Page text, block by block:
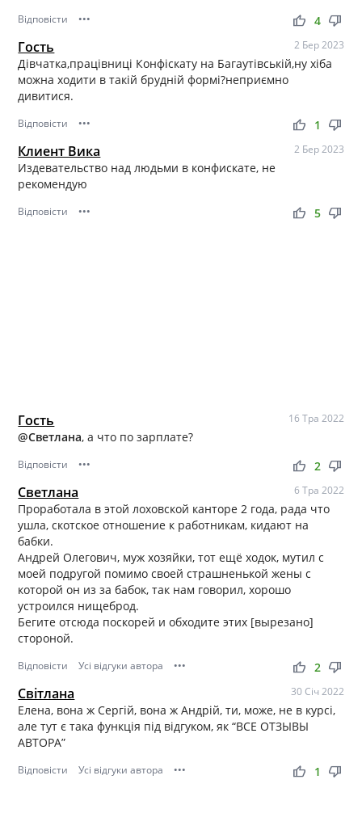
Відповісти ••• thumb_up thumb_down
4
Гость 2 Бер 2023
Дівчатка,працівниці Конфіскату на Багаутівській,ну хіба
можна ходити в такій брудній формі?неприємно
дивитися.
Відповісти ••• thumb_up thumb_down
1
Клиент Вика 2 Бер 2023
Издевательство над людьми в конфискате, не
рекомендую
Відповісти ••• thumb_up thumb_down
5
Гость 16 Тра 2022
@Светлана, а что по зарплате?
Відповісти ••• thumb_up thumb_down
2
Светлана 6 Тра 2022
Проработала в этой лоховской канторе 2 года, рада что
ушла, скотское отношение к работникам, кидают на
бабки.
Андрей Олегович, муж хозяйки, тот ещё ходок, мутил с
моей подругой помимо своей страшненькой жены с
которой он из за бабок, так нам говорил, хорошо
устроился нищеброд.
Бегите отсюда поскорей и обходите этих [вырезано]
стороной.
Відповісти Усі відгуки автора ••• thumb_up thumb_down
2
Світлана 30 Січ 2022
Елена, вона ж Сергій, вона ж Андрій, ти, може, не в курсі,
але тут є така функція під відгуком, як “ВСЕ ОТЗЫВЫ
АВТОРА”
Відповісти Усі відгуки автора ••• thumb_up thumb_down
1